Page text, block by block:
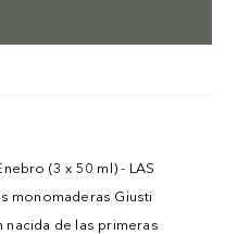
(3 x 50 ml) - LAS
monomaderas Giusti
nacida de las primeras